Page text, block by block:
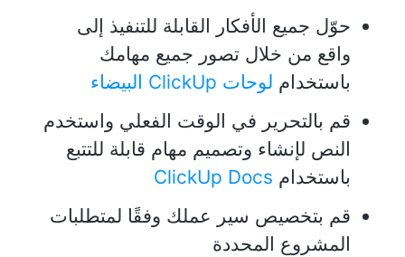
حوّل جميع الأفكار القابلة للتنفيذ إلى
واقع من خلال تصور جميع مهامك
باستخدام لوحات ClickUp البيضاء
قم بالتحرير في الوقت الفعلي واستخدم
النص لإنشاء وتصميم مهام قابلة للتتبع
باستخدام ClickUp Docs
قم بتخصيص سير عملك وفقًا لمتطلبات
المشروع المحددة